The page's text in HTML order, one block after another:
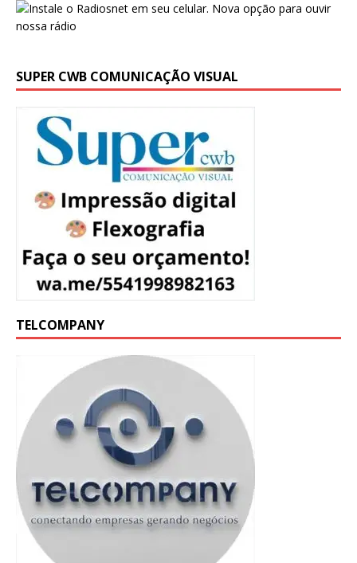
SUPER CWB COMUNICAÇÃO VISUAL
TELCOMPANY